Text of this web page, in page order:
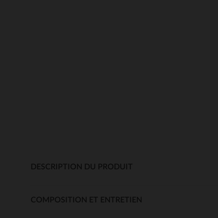
DESCRIPTION DU PRODUIT
COMPOSITION ET ENTRETIEN